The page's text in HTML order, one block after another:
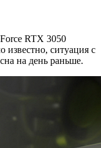
RTX 3050
известно, ситуация с
на день раньше.